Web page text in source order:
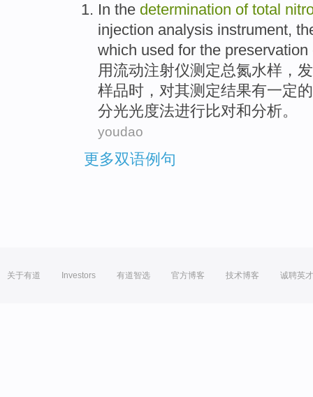
In the determination of total
injection analysis instrument,
which used for the preservation
用流动注射仪测定总氮水样 ，
样品时， 对其测定结果有一定
分光光度法进行比对和分析。
youdao
更多双语例句
关于有道 Investors 有道智选 官方博客 技术博客 诚聘英才